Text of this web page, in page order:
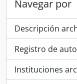
Navegar por
Descripción
Registro de
Instituciones